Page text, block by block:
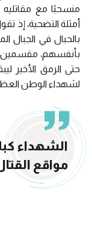
منسحبًا مع
أمثلة التضحية، إذ
بالحبال في الجبال
بأنفسهم، مقسمين
حتى الرمق الأخير
لشهداء الوطن
الشهداء
مواقع